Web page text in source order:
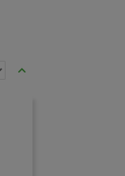
Ustaw